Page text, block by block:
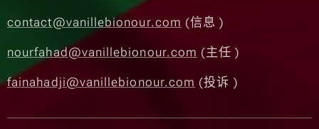
contact@vanillebionour.com (信息 )
nourfahad@vanillebionour.com (主任 )
fainahadji@vanillebionour.com (投诉 )